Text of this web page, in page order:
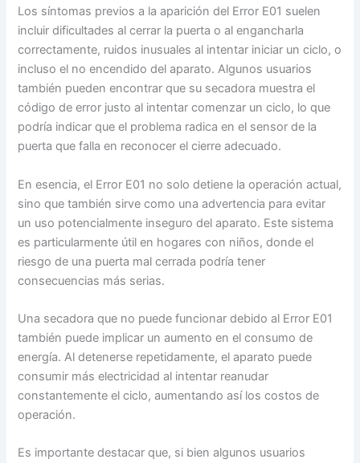
Los síntomas previos a la aparición del Error E01 suelen
incluir dificultades al cerrar la puerta o al engancharla
correctamente, ruidos inusuales al intentar iniciar un ciclo, o
incluso el no encendido del aparato. Algunos usuarios
también pueden encontrar que su secadora muestra el
código de error justo al intentar comenzar un ciclo, lo que
podría indicar que el problema radica en el sensor de la
puerta que falla en reconocer el cierre adecuado.
En esencia, el Error E01 no solo detiene la operación actual,
sino que también sirve como una advertencia para evitar
un uso potencialmente inseguro del aparato. Este sistema
es particularmente útil en hogares con niños, donde el
riesgo de una puerta mal cerrada podría tener
consecuencias más serias.
Una secadora que no puede funcionar debido al Error E01
también puede implicar un aumento en el consumo de
energía. Al detenerse repetidamente, el aparato puede
consumir más electricidad al intentar reanudar
constantemente el ciclo, aumentando así los costos de
operación.
Es importante destacar que, si bien algunos usuarios